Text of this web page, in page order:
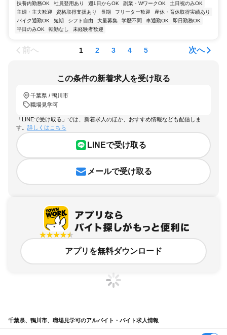
扶養内勤務OK 社員登用あり 週1日からOK 副業・WワークOK
土日祝のみOK
主婦・主夫歓迎
資格取得支援あり 長期 フリーター歓迎
産休・育休取得実績あり
バイク通勤OK
短期 シフト自由 大量募集 学歴不問 車通勤OK
即日勤務OK
平日のみOK
転勤なし 未経験者歓迎
前へ 1 2 3 4 5 次へ
この条件の新着求人を受け取る
千葉県 / 鴨川市
職場見学可
「LINEで受け取る」では、新着求人のほか、おすすめ情報なども配信しま
す。 詳しくはこちら
LINEで受け取る
メールで受け取る
アプリを無料ダウンロード
千葉県、鴨川市、職場見学可のアルバイト・バイト求人情報